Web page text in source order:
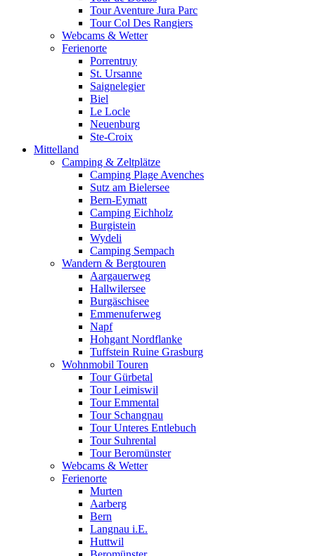
Tour Aventure Jura Parc
Tour Col Des Rangiers
Webcams & Wetter
Ferienorte
Porrentruy
St. Ursanne
Saignelegier
Biel
Le Locle
Neuenburg
Ste-Croix
Mittelland
Camping & Zeltplätze
Camping Plage Avenches
Sutz am Bielersee
Bern-Eymatt
Camping Eichholz
Burgistein
Wydeli
Camping Sempach
Wandern & Bergtouren
Aargauerweg
Hallwilersee
Burgäschisee
Emmenuferweg
Napf
Hohgant Nordflanke
Tuffstein Ruine Grasburg
Wohnmobil Touren
Tour Gürbetal
Tour Leimiswil
Tour Emmental
Tour Schangnau
Tour Unteres Entlebuch
Tour Suhrental
Tour Beromünster
Webcams & Wetter
Ferienorte
Murten
Aarberg
Bern
Langnau i.E.
Huttwil